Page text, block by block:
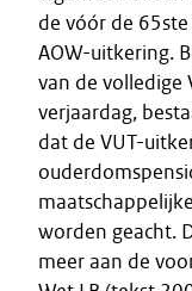
de vóór de
AOW-uitkering.
van de volledige
verjaardag,
dat de VUT-
worden geacht.
meer aan de